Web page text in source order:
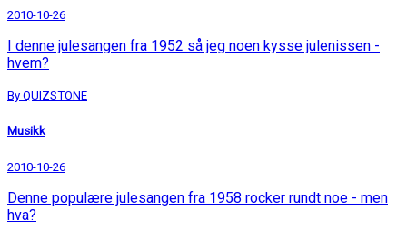
2010-10-26
I denne julesangen fra 1952 så jeg noen kysse julenissen -
hvem?
By QUIZSTONE
Musikk
2010-10-26
Denne populære julesangen fra 1958 rocker rundt noe - men
hva?